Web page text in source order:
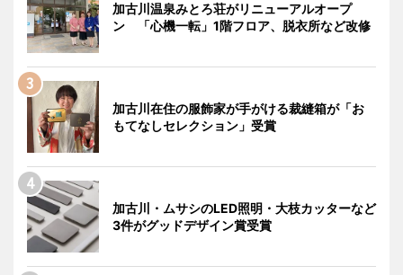
加古川温泉みとろ荘がリニューアルオープ
ン 「心機一転」1階フロア、脱衣所など改修
加古川在住の服飾家が手がける裁縫箱が「お
もてなしセレクション」受賞
加古川・ムサシのLED照明・大枝カッターなど
3件がグッドデザイン賞受賞